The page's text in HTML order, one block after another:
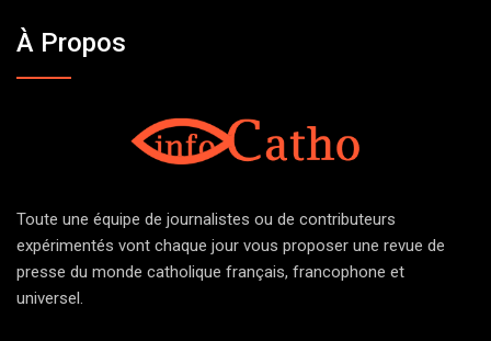
À Propos
Toute une équipe de journalistes ou de contributeurs
expérimentés vont chaque jour vous proposer une revue de
presse du monde catholique français, francophone et
universel.